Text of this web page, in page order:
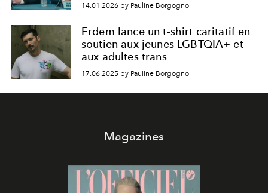
14.01.2026 by Pauline Borgogno
Erdem lance un t-shirt caritatif en
soutien aux jeunes LGBTQIA+ et
aux adultes trans
17.06.2025 by Pauline Borgogno
Magazines